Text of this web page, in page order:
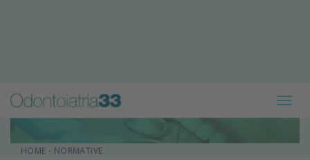
HOME - NORMATIVE